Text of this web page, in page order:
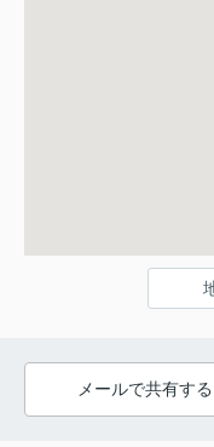
メールで共有する